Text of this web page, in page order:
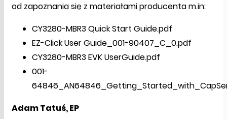
od zapoznania się z materiałami producenta m.in:
CY3280-MBR3 Quick Start Guide.pdf
EZ-Click User Guide_001-90407_C_0.pdf
CY3280-MBR3 EVK UserGuide.pdf
001-
Adam Tatuś, EP